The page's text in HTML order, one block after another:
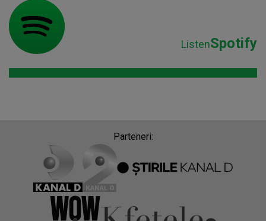
ListenSpotify
Parteneri: